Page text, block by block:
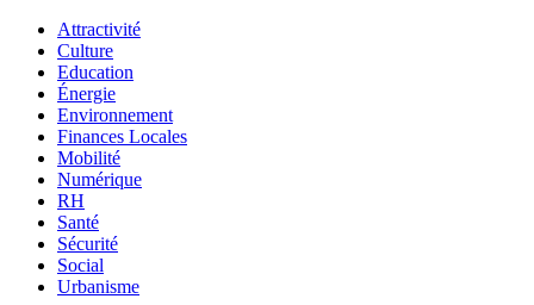
Attractivité
Culture
Education
Énergie
Environnement
Finances Locales
Mobilité
Numérique
RH
Santé
Sécurité
Social
Urbanisme